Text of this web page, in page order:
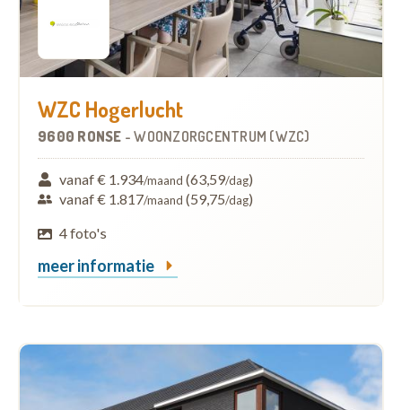
WZC Hogerlucht
9600 RONSE -WOONZORGCENTRUM (WZC)
vanaf € 1.934/maand (63,59/dag)
vanaf € 1.817/maand (59,75/dag)
4 foto's
meer informatie